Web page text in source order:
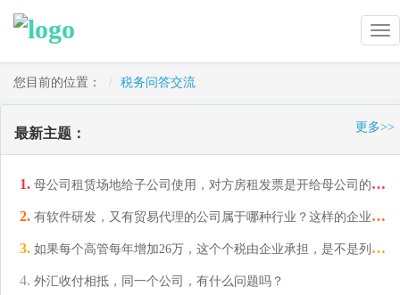
您目前的位置： 税务问答交流
最新主题： 更多>>
母公司租赁场地给子公司使用，对方房租发票是开给母公司的，如何把这个费用转给子公司?
有软件研发，又有贸易代理的公司属于哪种行业？这样的企业如果增值率高税负率低正常吗？
如果每个高管每年增加26万，这个个税由企业承担，是不是列为营业外支出，是不是不能税前扣除？
外汇收付相抵，同一个公司，有什么问题吗？